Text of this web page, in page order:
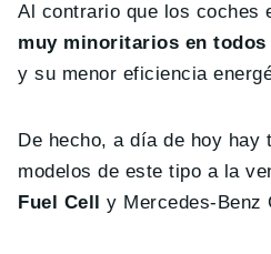
Al contrario que los coches
muy minoritarios en
y su menor eficiencia
De hecho, a día de hoy
modelos de este tipo a la
Fuel Cell
y Mercedes-Benz